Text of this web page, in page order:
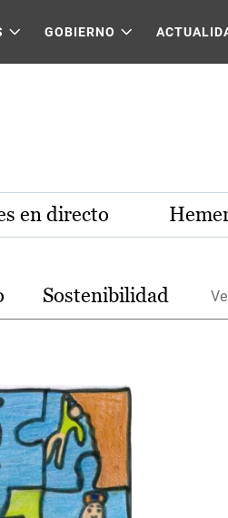
GOBIERNO
en directo
Sostenibilidad